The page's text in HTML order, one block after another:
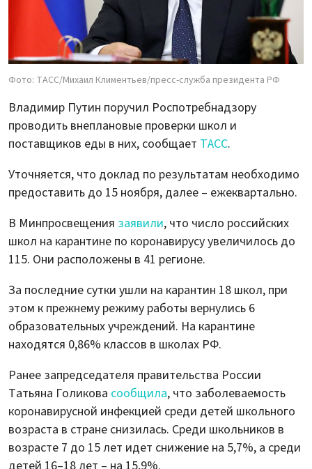
Фото: ТАСС/Михаил Климентьев/пресс-служба президента РФ
Владимир Путин поручил Роспотребнадзору
проводить внеплановые проверки школ и
поставщиков еды в них, сообщает ТАСС.
Уточняется, что доклад по результатам необходимо
предоставить до 15 ноября, далее – ежеквартально.
В Минпросвещения заявили, что число российских
школ на карантине по коронавирусу увеличилось до
115. Они расположены в 41 регионе.
За последние сутки ушли на карантин 18 школ, при
этом к прежнему режиму работы вернулись 6
образовательных учреждений. На карантине
находятся 0,86% классов в школах РФ.
Ранее запредседателя правительства России
Татьяна Голикова сообщила, что заболеваемость
коронавирусной инфекцией среди детей школьного
возраста в стране снизилась. Среди школьников в
возрасте 7 до 15 лет идет снижение на 5,7%, а среди